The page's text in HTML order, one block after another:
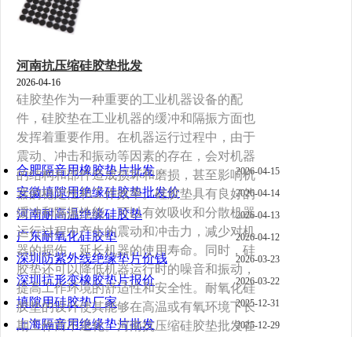
河南抗压缩硅胶垫批发
2026-04-16
硅胶垫作为一种重要的工业机器设备的配
件，硅胶垫在工业机器的缓冲和隔振方面也
发挥着重要作用。在机器运行过程中，由于
震动、冲击和振动等因素的存在，会对机器
的结构和部件造成损坏和磨损，甚至影响机
器的稳定性和工作效率。硅胶垫具有良好的
缓冲和隔振性能，可以有效吸收和分散机器
运行过程中产生的震动和冲击力，减少对机
器的损伤，延长机器的使用寿命。同时，硅
胶垫还可以降低机器运行时的噪音和振动，
提高工作环境的舒适性和安全性。耐氧化硅
胶垫的设计使其能够在高温或有氧环境下长
期工作而不退化。河南抗压缩硅胶垫批发在
合肥隔音用橡胶垫片批发 2026-04-15
安徽填隙用绝缘硅胶垫批发价 2026-04-14
河南耐高温绝缘硅胶垫 2026-04-13
广东耐氧化硅胶垫 2026-04-12
深圳防紫外线绝缘垫片价钱 2026-03-23
深圳抗形变橡胶垫片报价 2026-03-22
填隙用硅胶垫厂家 2025-12-31
上海隔音用绝缘垫片批发 2025-12-29